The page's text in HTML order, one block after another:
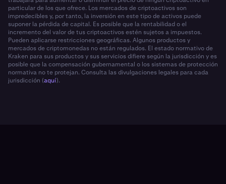
particular de los que ofrece. Los mercados de criptoactivos son
impredecibles y, por tanto, la inversión en este tipo de activos puede
suponer la pérdida de capital. Es posible que la rentabilidad o el
incremento del valor de tus criptoactivos estén sujetos a impuestos.
Pueden aplicarse restricciones geográficas. Algunos productos y
mercados de criptomonedas no están regulados. El estado normativo de
Kraken para sus productos y sus servicios difiere según la jurisdicción y es
posible que la compensación gubernamental o los sistemas de protección
normativa no te protejan. Consulta las divulgaciones legales para cada
jurisdicción (aquí).